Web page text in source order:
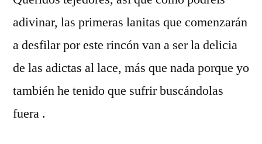
adivinar, las primeras lanitas que comenzarán
a desfilar por este rincón van a ser la delicia
de las adictas al lace, más que nada porque yo
también he tenido que sufrir buscándolas
fuera .